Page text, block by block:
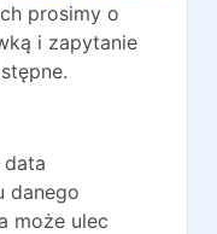
prosimy o
i zapytanie
danego
może ulec